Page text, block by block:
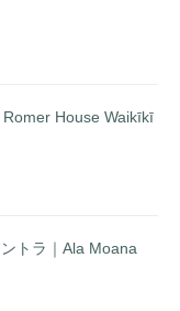
House Waikīkī
トラ｜Ala Moana